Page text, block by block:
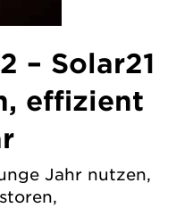
– Solar21
effizient
Jahr nutzen,